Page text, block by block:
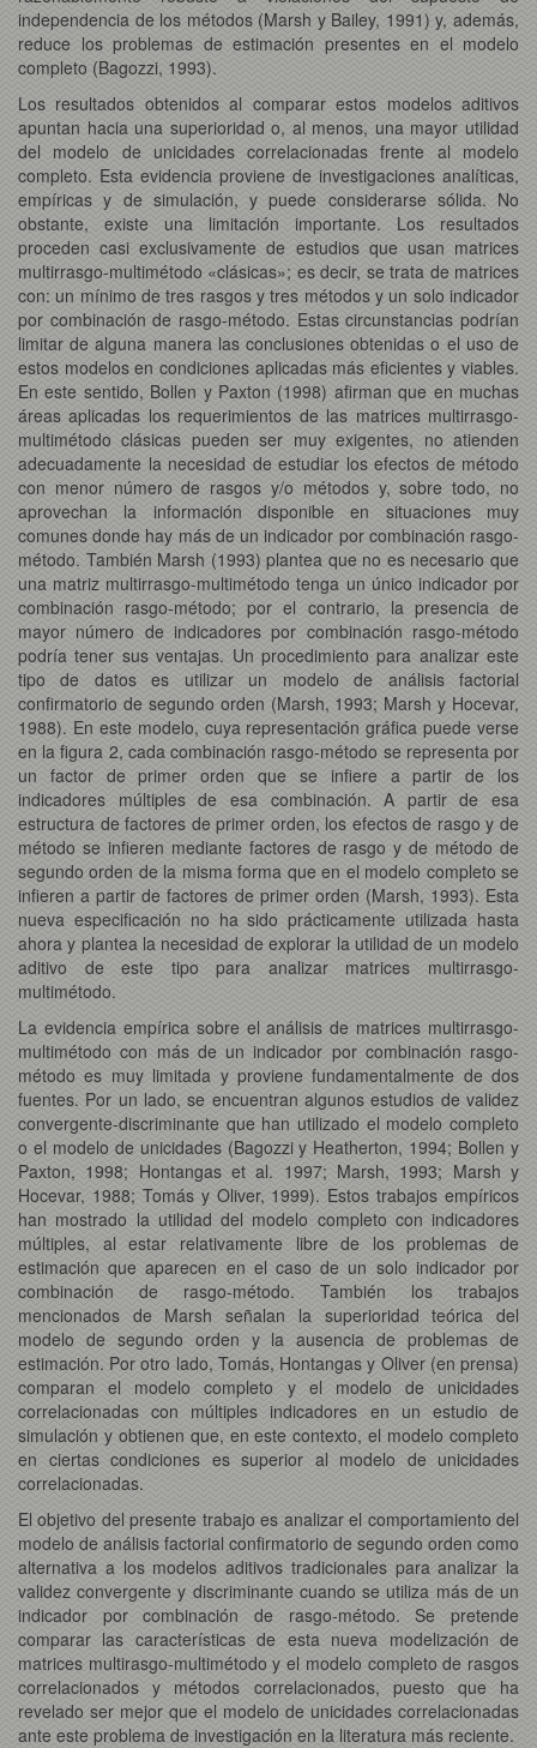
independencia de los métodos (Marsh y Bailey, 1991) y, además,
reduce los problemas de estimación presentes en el modelo
completo (Bagozzi, 1993).
Los resultados obtenidos al comparar estos modelos aditivos
apuntan hacia una superioridad o, al menos, una mayor utilidad
del modelo de unicidades correlacionadas frente al modelo
completo. Esta evidencia proviene de investigaciones analíticas,
empíricas y de simulación, y puede considerarse sólida. No
obstante, existe una limitación importante. Los resultados
proceden casi exclusivamente de estudios que usan matrices
multirrasgo-multimétodo «clásicas»; es decir, se trata de matrices
con: un mínimo de tres rasgos y tres métodos y un solo indicador
por combinación de rasgo-método. Estas circunstancias podrían
limitar de alguna manera las conclusiones obtenidas o el uso de
estos modelos en condiciones aplicadas más eficientes y viables.
En este sentido, Bollen y Paxton (1998) afirman que en muchas
áreas aplicadas los requerimientos de las matrices multirrasgo-
multimétodo clásicas pueden ser muy exigentes, no atienden
adecuadamente la necesidad de estudiar los efectos de método
con menor número de rasgos y/o métodos y, sobre todo, no
aprovechan la información disponible en situaciones muy
comunes donde hay más de un indicador por combinación rasgo-
método. También Marsh (1993) plantea que no es necesario que
una matriz multirrasgo-multimétodo tenga un único indicador por
combinación rasgo-método; por el contrario, la presencia de
mayor número de indicadores por combinación rasgo-método
podría tener sus ventajas. Un procedimiento para analizar este
tipo de datos es utilizar un modelo de análisis factorial
confirmatorio de segundo orden (Marsh, 1993; Marsh y Hocevar,
1988). En este modelo, cuya representación gráfica puede verse
en la figura 2, cada combinación rasgo-método se representa por
un factor de primer orden que se infiere a partir de los
indicadores múltiples de esa combinación. A partir de esa
estructura de factores de primer orden, los efectos de rasgo y de
método se infieren mediante factores de rasgo y de método de
segundo orden de la misma forma que en el modelo completo se
infieren a partir de factores de primer orden (Marsh, 1993). Esta
nueva especificación no ha sido prácticamente utilizada hasta
ahora y plantea la necesidad de explorar la utilidad de un modelo
aditivo de este tipo para analizar matrices multirrasgo-
multimétodo.
La evidencia empírica sobre el análisis de matrices multirrasgo-
multimétodo con más de un indicador por combinación rasgo-
método es muy limitada y proviene fundamentalmente de dos
fuentes. Por un lado, se encuentran algunos estudios de validez
convergente-discriminante que han utilizado el modelo completo
o el modelo de unicidades (Bagozzi y Heatherton, 1994; Bollen y
Paxton, 1998; Hontangas et al. 1997; Marsh, 1993; Marsh y
Hocevar, 1988; Tomás y Oliver, 1999). Estos trabajos empíricos
han mostrado la utilidad del modelo completo con indicadores
múltiples, al estar relativamente libre de los problemas de
estimación que aparecen en el caso de un solo indicador por
combinación de rasgo-método. También los trabajos
mencionados de Marsh señalan la superioridad teórica del
modelo de segundo orden y la ausencia de problemas de
estimación. Por otro lado, Tomás, Hontangas y Oliver (en prensa)
comparan el modelo completo y el modelo de unicidades
correlacionadas con múltiples indicadores en un estudio de
simulación y obtienen que, en este contexto, el modelo completo
en ciertas condiciones es superior al modelo de unicidades
correlacionadas.
El objetivo del presente trabajo es analizar el comportamiento del
modelo de análisis factorial confirmatorio de segundo orden como
alternativa a los modelos aditivos tradicionales para analizar la
validez convergente y discriminante cuando se utiliza más de un
indicador por combinación de rasgo-método. Se pretende
comparar las características de esta nueva modelización de
matrices multirasgo-multimétodo y el modelo completo de rasgos
correlacionados y métodos correlacionados, puesto que ha
revelado ser mejor que el modelo de unicidades correlacionadas
ante este problema de investigación en la literatura más reciente.